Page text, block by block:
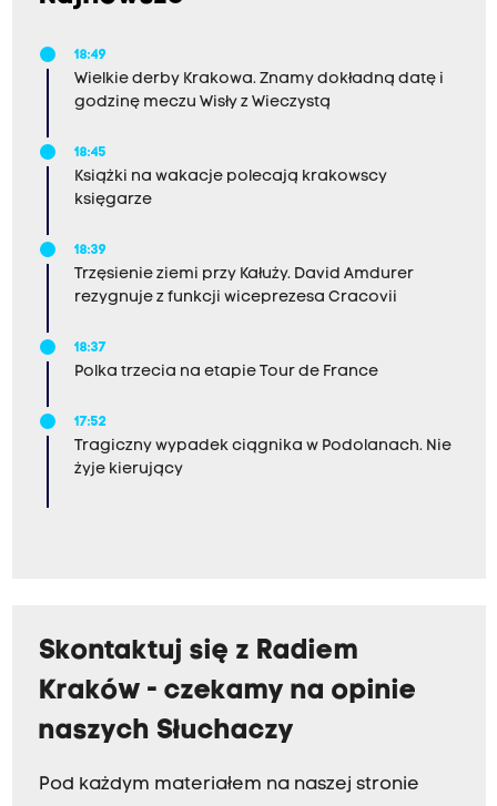
18:49
Wielkie derby Krakowa. Znamy dokładną datę i
godzinę meczu Wisły z Wieczystą
18:45
Książki na wakacje polecają krakowscy
księgarze
18:39
Trzęsienie ziemi przy Kałuży. David Amdurer
rezygnuje z funkcji wiceprezesa Cracovii
18:37
Polka trzecia na etapie Tour de France
17:52
Tragiczny wypadek ciągnika w Podolanach. Nie
żyje kierujący
Skontaktuj się z Radiem
Kraków - czekamy na opinie
naszych Słuchaczy
Pod każdym materiałem na naszej stronie